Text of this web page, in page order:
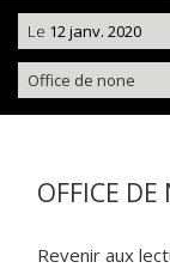
Le 12 janv. 2020
Office de none
OFFICE DE
Revenir aux